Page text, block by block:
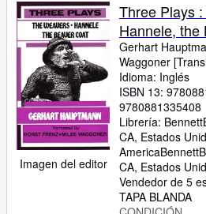
Imagen del editor
Three Plays
Hannele, the
Gerhart
Waggoner
Idioma: Inglés
ISBN 13:
9780881335408
Librería:
CA, Estados
America
CA, Estados
Vendedor de 5
TAPA BLANDA